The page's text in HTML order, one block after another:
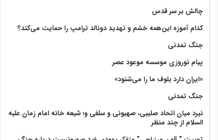
چالش بر سر قدس
کدام آموزه این‌همه خشم و تهدید دونالد ترامپ را حمایت می‌کند؟
جنگ تمدنی
پیام نوروزی موسسه موعود عصر
«ایران دارد بلوف ما را می‌شنود»
جنگ تمدنی
نبرد میان اتحاد صلیبی، صهیونی و سلفی و؛ شیعه خانه امام زمان علیه
السلام از چند منظر